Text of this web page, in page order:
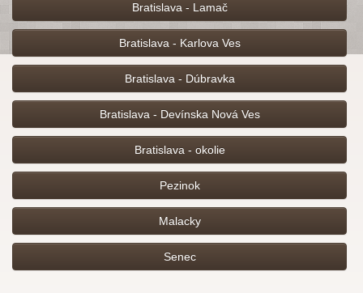
Bratislava - Lamač
Bratislava - Karlova Ves
Bratislava - Dúbravka
Bratislava - Devínska Nová Ves
Bratislava - okolie
Pezinok
Malacky
Senec